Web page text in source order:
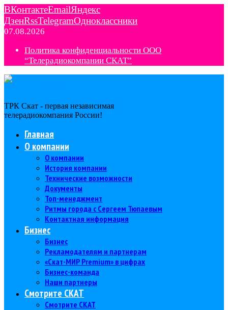
ВКонтактеEmailЯндекс
ДзенRssTelegramОдноклассники
07.08.2026
Политика конфиденциальности ООО
“Телерадиокомпании СКАТ”
ТРК Скат - первая независимая
телерадиокомпания Роcсии!
Главная
О компании
О компании
История компании
Технические возможности
Документы
Топ-менеджмент
Ритмы города с Сергеем Тюпаевым
Контактная информация
Бизнес
Бизнес
Рекламодателям и партнерам
«Скат-МИР Premium» в цифрах
Бизнес-команда
Наши партнеры
Смотрите СКАТ
Смотрите СКАТ